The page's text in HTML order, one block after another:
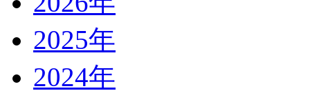
2025年
2024年